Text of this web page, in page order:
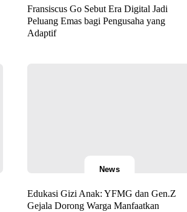
Fransiscus Go Sebut Era Digital Jadi
Peluang Emas bagi Pengusaha yang
Adaptif
News
Edukasi Gizi Anak: YFMG dan Gen.Z
Gejala Dorong Warga Manfaatkan